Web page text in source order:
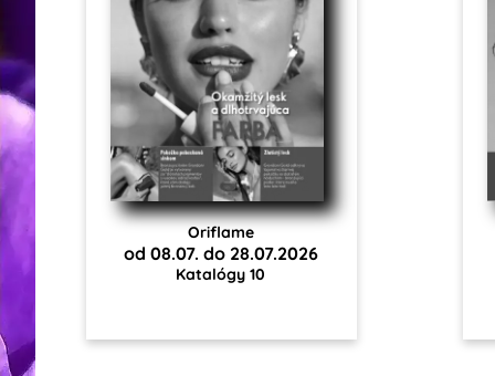
Oriflame
od 08.07. do 28.07.2026
Katalógy 10